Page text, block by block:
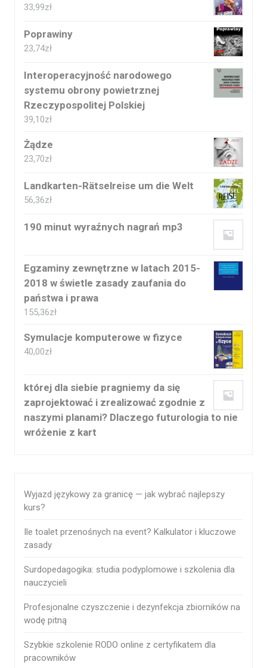
33,99zł
Poprawiny
23,74zł
Interoperacyjność narodowego
systemu obrony powietrznej
Rzeczypospolitej Polskiej
39,10zł
Żądze
23,70zł
Landkarten-Rätselreise um die Welt
56,36zł
190 minut wyraźnych nagrań mp3
Egzaminy zewnętrzne w latach 2015-
2018 w świetle zasady zaufania do
państwa i prawa
155,36zł
Symulacje komputerowe w fizyce
40,00zł
której dla siebie pragniemy da się
zaprojektować i zrealizować zgodnie z
naszymi planami? Dlaczego futurologia to nie
wróżenie z kart
Wyjazd językowy za granicę — jak wybrać najlepszy
kurs?
Ile toalet przenośnych na event? Kalkulator i kluczowe
zasady
Surdopedagogika: studia podyplomowe i szkolenia dla
nauczycieli
Profesjonalne czyszczenie i dezynfekcja zbiorników na
wodę pitną
Szybkie szkolenie RODO online z certyfikatem dla
pracowników